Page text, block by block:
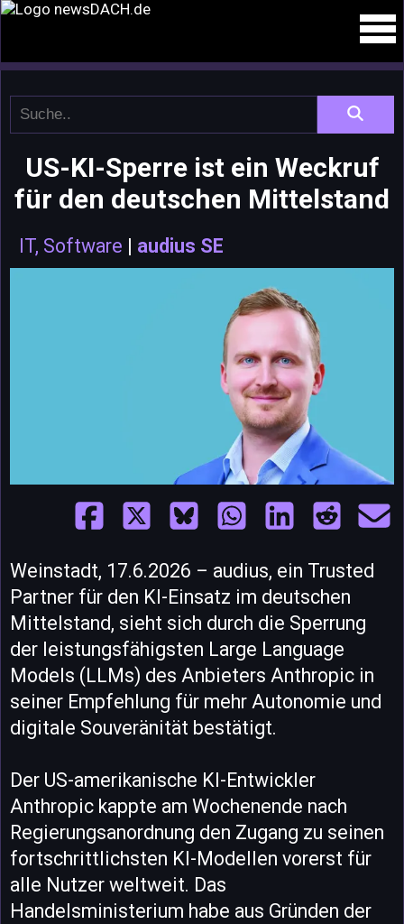
US-KI-Sperre ist ein Weckruf
für den deutschen Mittelstand
IT, Software | audius SE
Weinstadt, 17.6.2026 – audius, ein Trusted
Partner für den KI-Einsatz im deutschen
Mittelstand, sieht sich durch die Sperrung
der leistungsfähigsten Large Language
Models (LLMs) des Anbieters Anthropic in
seiner Empfehlung für mehr Autonomie und
digitale Souveränität bestätigt.
Der US-amerikanische KI-Entwickler
Anthropic kappte am Wochenende nach
Regierungsanordnung den Zugang zu seinen
fortschrittlichsten KI-Modellen vorerst für
alle Nutzer weltweit. Das
Handelsministerium habe aus Gründen der